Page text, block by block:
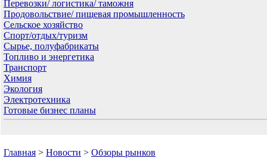
Перевозки/ логистика/ таможня
Продовольствие/ пищевая промышленность
Сельское хозяйство
Спорт/отдых/туризм
Сырье, полуфабрикаты
Топливо и энергетика
Транспорт
Химия
Экология
Электротехника
Готовые бизнес планы
Главная > Новости > Обзоры рынков